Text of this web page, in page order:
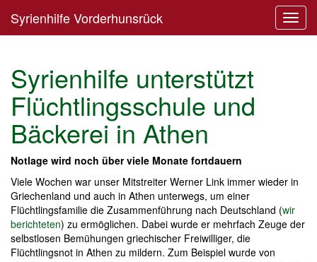
Syrienhilfe Vorderhunsrück
Syrienhilfe unterstützt
Flüchtlingsschule und
Bäckerei in Athen
Notlage wird noch über viele Monate fortdauern
Viele Wochen war unser Mitstreiter Werner Link immer wieder in
Griechenland und auch in Athen unterwegs, um einer
Flüchtlingsfamilie die Zusammenführung nach Deutschland (wir
berichteten) zu ermöglichen. Dabei wurde er mehrfach Zeuge der
selbstlosen Bemühungen griechischer Freiwilliger, die
Flüchtlingsnot in Athen zu mildern. Zum Beispiel wurde von